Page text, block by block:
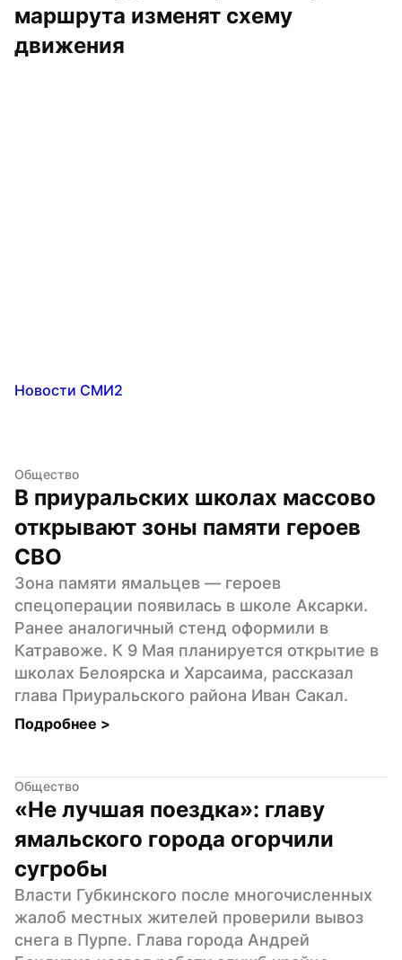
маршрута изменят схему
движения
Новости СМИ2
Общество
В приуральских школах массово
открывают зоны памяти героев
СВО
Зона памяти ямальцев — героев
спецоперации появилась в школе Аксарки.
Ранее аналогичный стенд оформили в
Катравоже. К 9 Мая планируется открытие в
школах Белоярска и Харсаима, рассказал
глава Приуральского района Иван Сакал.
Подробнее >
Общество
«Не лучшая поездка»: главу
ямальского города огорчили
сугробы
Власти Губкинского после многочисленных
жалоб местных жителей проверили вывоз
снега в Пурпе. Глава города Андрей